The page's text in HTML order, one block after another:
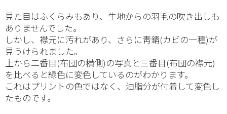
見た目はふくらみもあり、生地からの羽毛の吹き出しも
ありませんでした。
しかし、襟元に汚れがあり、さらに靑錆(カビの一種)が
見うけられました。
上から二番目(布団の横側)の写真と三番目(布団の襟元)
を比べると緑色に変色しているのがわかります。
これはプリントの色ではなく、油脂分が付着して変色し
たものです。